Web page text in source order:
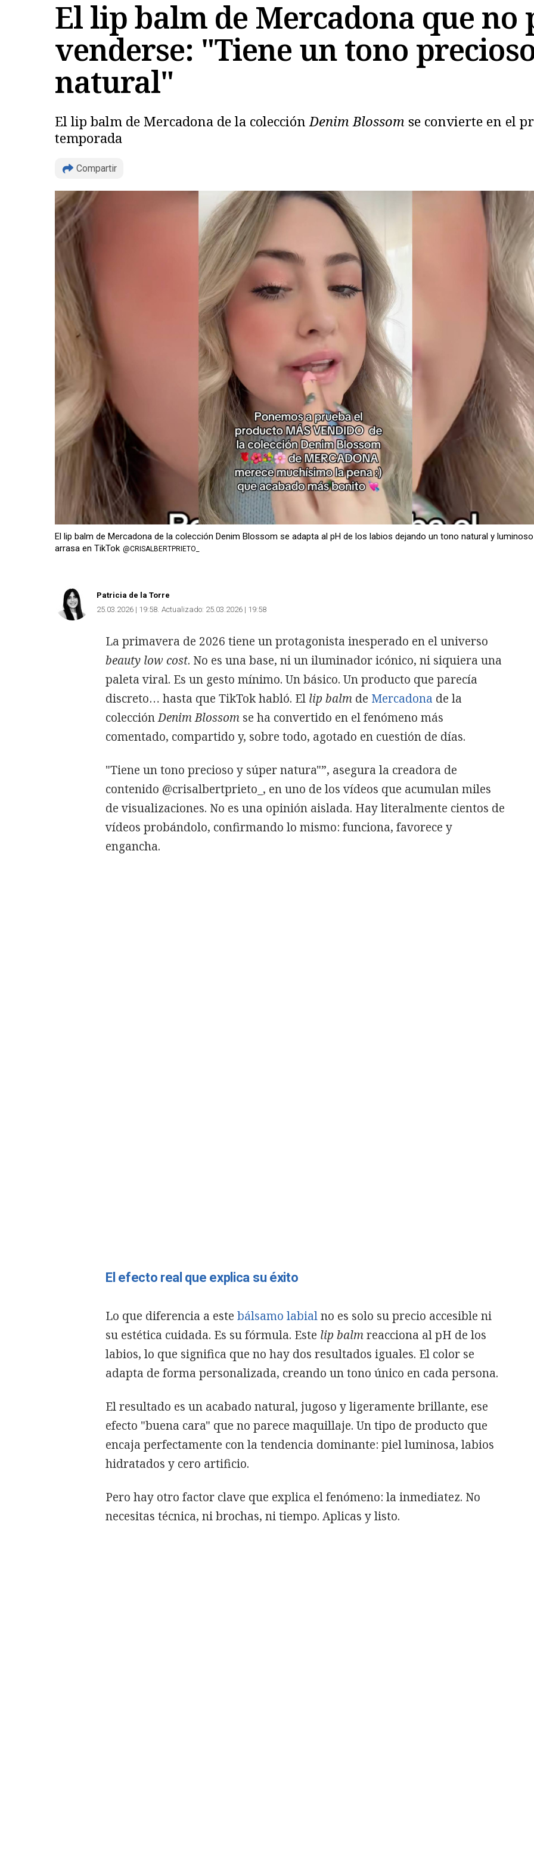
El lip balm de Mercadona que no
venderse: "Tiene un tono
natural"
El lip balm de Mercadona de la colecciónDenim Blossom se convierte en el
temporada
Compartir
El lip balm de Mercadona de la colección Denim Blossom se adapta al pH de los labios dejando un tono natural y
arrasa en TikTok @CRISALBERTPRIETO_
Patricia de la Torre
25.03.2026 | 19:58 Actualizado: 25.03.2026 | 19:58
La primavera de 2026 tiene un protagonista inesperado en el universo
beauty low cost. No es una base, ni un iluminador icónico, ni siquiera una
paleta viral. Es un gesto mínimo. Un básico. Un producto que parecía
discreto… hasta que TikTok habló. El lip balm de Mercadona de la
colecciónDenim Blossom se ha convertido en el fenómeno más
comentado, compartido y, sobre todo, agotado en cuestión de días.
"Tiene un tono precioso y súper natura"”, asegura la creadora de
contenido @crisalbertprieto_, en uno de los vídeos que acumulan miles
de visualizaciones. No es una opinión aislada. Hay literalmente cientos de
vídeos probándolo, confirmando lo mismo: funciona, favorece y
engancha.
El efecto real que explica su éxito
Lo que diferencia a este bálsamo labialno es solo su precio accesible ni
su estética cuidada. Es su fórmula. Este lip balmreacciona al pH de los
labios, lo que significa que no hay dos resultados iguales. El color se
adapta de forma personalizada, creando un tono único en cada persona.
El resultado es un acabado natural, jugoso y ligeramente brillante, ese
efecto "buena cara" que no parece maquillaje. Un tipo de producto que
encaja perfectamente con la tendencia dominante: piel luminosa, labios
hidratados y cero artificio.
Pero hay otro factor clave que explica el fenómeno: la inmediatez. No
necesitas técnica, ni brochas, ni tiempo. Aplicas y listo.